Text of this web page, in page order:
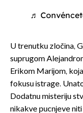
♬
U trenutku zločina,
suprugom
Erikom Marijom,
fokusu istrage.
Dodatnu misteriju
nikakve pucnjeve